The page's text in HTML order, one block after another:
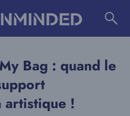
Bag : quand le
artistique !